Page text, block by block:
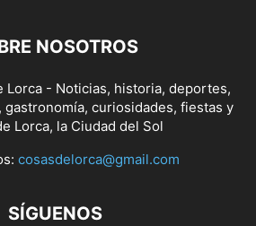
NOSOTROS
Lorca - Noticias, historia, deportes,
curiosidades, fiestas y
Lorca, la Ciudad del Sol
cosasdelorca@gmail.com
SÍGUENOS